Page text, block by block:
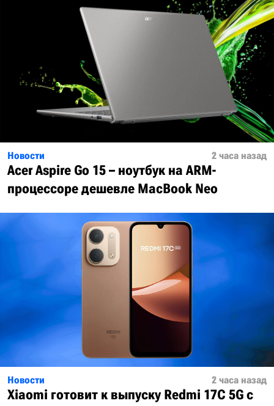
Новости 2 часа назад
Acer Aspire Go 15 – ноутбук на ARM-
процессоре дешевле MacBook Neo
Новости 2 часа назад
Xiaomi готовит к выпуску Redmi 17C 5G с